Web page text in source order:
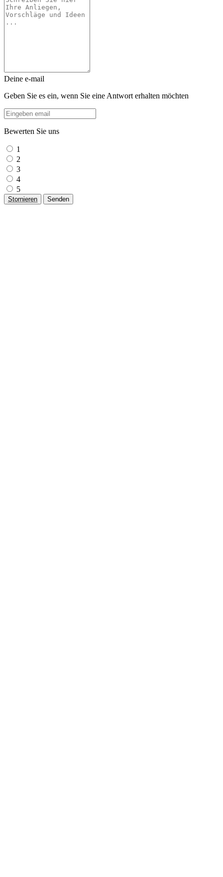
Deine e-mail
Geben Sie es ein, wenn Sie eine Antwort erhalten möchten
Bewerten Sie uns
1
2
3
4
5
Stornieren Senden